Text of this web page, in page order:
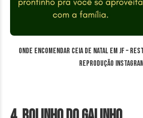
Onde encomendar ceia de Natal em JF –
reprodução